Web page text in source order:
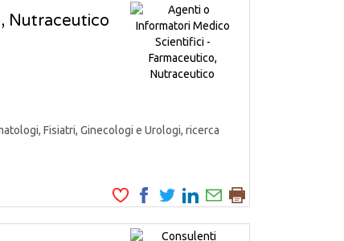
Nutraceutico
Fisiatri, Ginecologi e Urologi, ricerca